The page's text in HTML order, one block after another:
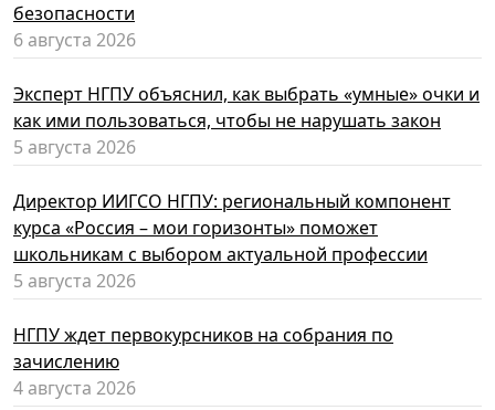
безопасности
6 августа 2026
Эксперт НГПУ объяснил, как выбрать «умные» очки и
как ими пользоваться, чтобы не нарушать закон
5 августа 2026
Директор ИИГСО НГПУ: региональный компонент
курса «Россия – мои горизонты» поможет
школьникам с выбором актуальной профессии
5 августа 2026
НГПУ ждет первокурсников на собрания по
зачислению
4 августа 2026